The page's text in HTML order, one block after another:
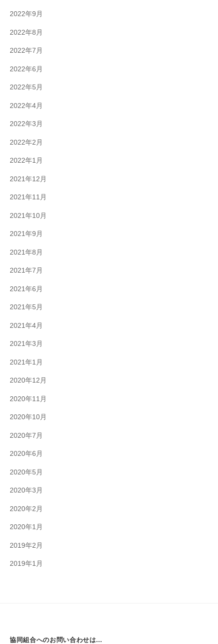
2022年9月
2022年8月
2022年7月
2022年6月
2022年5月
2022年4月
2022年3月
2022年2月
2022年1月
2021年12月
2021年11月
2021年10月
2021年9月
2021年8月
2021年7月
2021年6月
2021年5月
2021年4月
2021年3月
2021年1月
2020年12月
2020年11月
2020年10月
2020年7月
2020年6月
2020年5月
2020年3月
2020年2月
2020年1月
2019年2月
2019年1月
協同組合へのお問い合わせは…